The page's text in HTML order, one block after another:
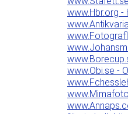
www.Hbr.org -
www.Obi.se -